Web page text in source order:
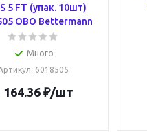
5 FT (упак. 10шт)
OBO Bettermann
Много
: 6018505
164.36₽/шт